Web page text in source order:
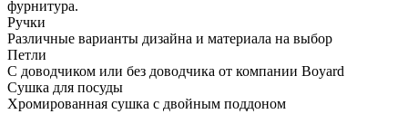
фурнитура.
Ручки
Различные варианты дизайна и материала на выбор
Петли
С доводчиком или без доводчика от компании Boyard
Сушка для посуды
Хромированная сушка с двойным поддоном